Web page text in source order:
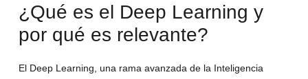
¿Qué es el Deep Learning y
por qué es relevante?
El Deep Learning , una rama avanzada de la Inteligencia